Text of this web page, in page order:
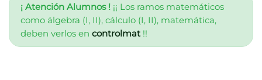
¡ Atención Alumnos ! ¡¡ Los ramos matemáticos
como álgebra (I, II), cálculo (I, II), matemática,
deben verlos en controlmat!!